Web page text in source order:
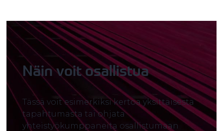
Näin voit osallistua
Tässä voit esimerkiksi kertoa yksittäisestä
tapahtumasta tai ohjata
yhteistyökumppaneita osallistumaan